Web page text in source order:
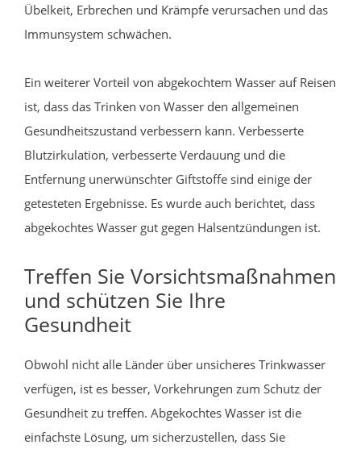
Übelkeit, Erbrechen und Krämpfe verursachen und das
Immunsystem schwächen.
Ein weiterer Vorteil von abgekochtem Wasser auf Reisen
ist, dass das Trinken von Wasser den allgemeinen
Gesundheitszustand verbessern kann. Verbesserte
Blutzirkulation, verbesserte Verdauung und die
Entfernung unerwünschter Giftstoffe sind einige der
getesteten Ergebnisse. Es wurde auch berichtet, dass
abgekochtes Wasser gut gegen Halsentzündungen ist.
Treffen Sie Vorsichtsmaßnahmen
und schützen Sie Ihre
Gesundheit
Obwohl nicht alle Länder über unsicheres Trinkwasser
verfügen, ist es besser, Vorkehrungen zum Schutz der
Gesundheit zu treffen. Abgekochtes Wasser ist die
einfachste Lösung, um sicherzustellen, dass Sie